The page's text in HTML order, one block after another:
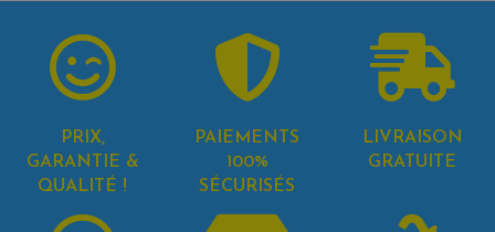
PRIX,
GARANTIE &
QUALITÉ !
PAIEMENTS
100%
SÉCURISÉS
LIVRAISON
GRATUITE